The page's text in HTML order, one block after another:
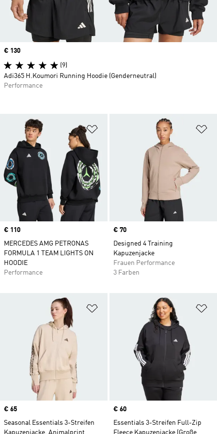
Zur Wunschliste hinzufügen
Price
€ 110
MERCEDES AMG PETRONAS
FORMULA 1 TEAM LIGHTS ON
HOODIE
Performance
Price
€ 70
Designed 4 Training
Kapuzenjacke
Frauen Performance
3 Farben
Zur Wunschliste hinzufügen
Price
€ 65
Seasonal Essentials 3-Streifen
Kapuzenjacke, Animalprint
Price
€ 60
Essentials 3-Streifen Full-Zip
Fleece Kapuzenjacke (Große
Price
€ 130
(9)
Adi365 H.Koumori Running Hoodie (Genderneutral)
Performance